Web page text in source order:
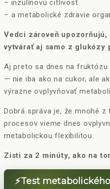
– inzulínovú citlivosť
– a metabolické zdravie
Vedci zároveň
vytvárať aj samo z glukózy
Aj preto sa dnes na fruktózu
— nie iba ako na cukor, ale
výrazne ovplyvňovať
Dobrá správa je, že mnohé
procesov vieme dnes
metabolickou flexibilitou.
Zisti za 2 minúty, ako na
⚡Test